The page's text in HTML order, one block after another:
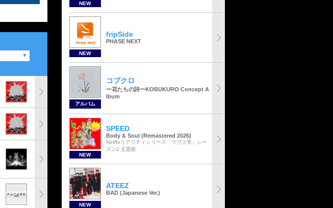
NEW
NEW
fripSide
PHASE NEXT
アルバム
コブクロ
ー花たちの詩ーKOBUKURO Concept A
lbum
NEW
SPEED
Body & Soul (Remastered 2026)
Netflixリアリティシリーズ「ラヴ上等」シー
ズン2 主題歌
NEW
ATEEZ
BAD (Japanese Ver.)